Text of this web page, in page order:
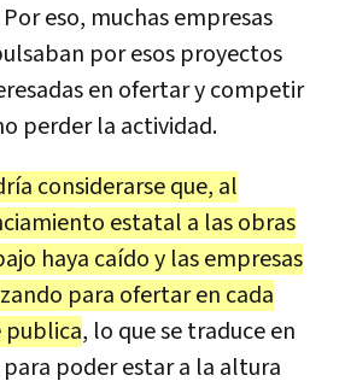
eso, muchas empresas
por esos proyectos
en ofertar y competir
perder la actividad.
considerarse que, al
estatal a las obras
haya caído y las empresas
para ofertar en cada
publica, lo que se traduce en
poder estar a la altura